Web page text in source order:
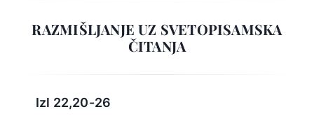
RAZMIŠLJANJE UZ SVETOPISAMSKA
ČITANJA
Izl 22,20-26